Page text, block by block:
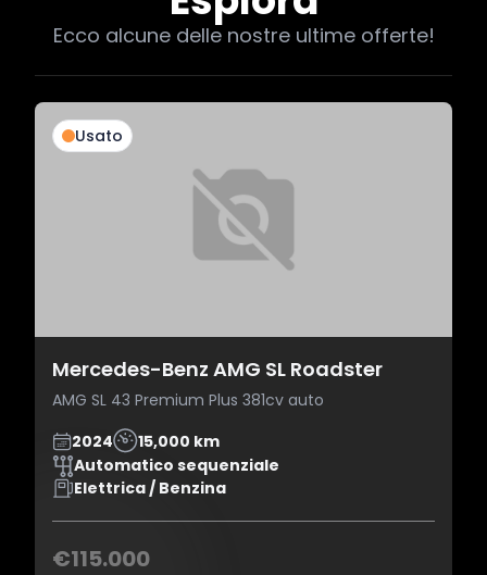
Ecco alcune delle nostre ultime offerte!
Usato
Mercedes-Benz AMG SL Roadster
AMG SL 43 Premium Plus 381cv auto
2024
15,000 km
Automatico sequenziale
Elettrica / Benzina
€115.000